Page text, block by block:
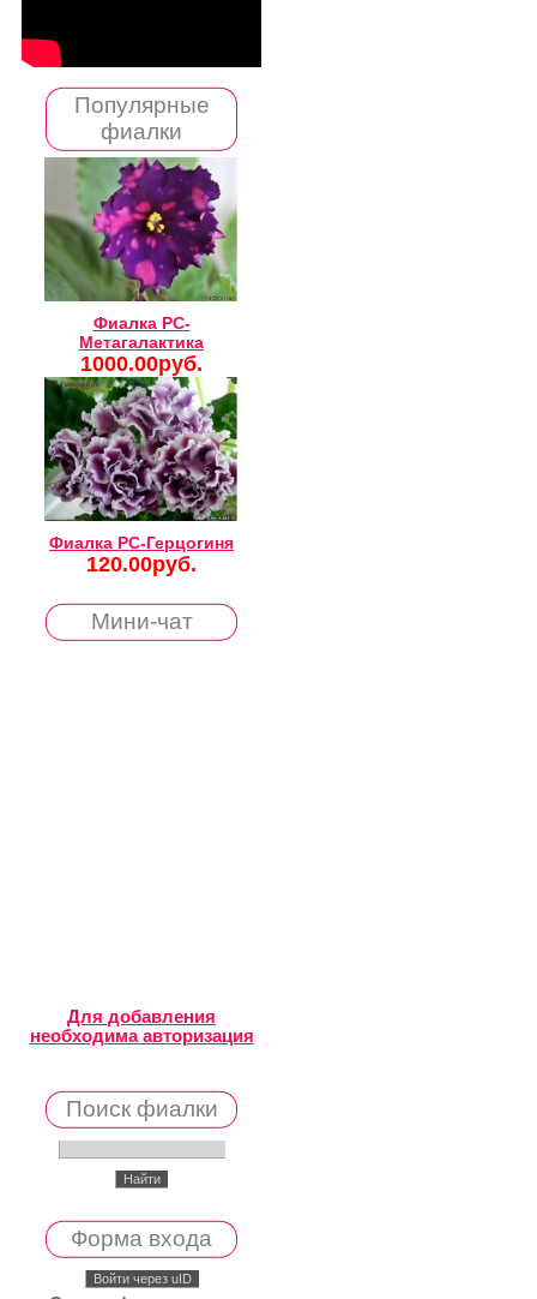
Популярные
фиалки
Фиалка РС-
Метагалактика
1000.00руб.
Фиалка РС-Герцогиня
120.00руб.
Мини-чат
Для добавления
необходима авторизация
Поиск фиалки
Форма входа
Войти через uID